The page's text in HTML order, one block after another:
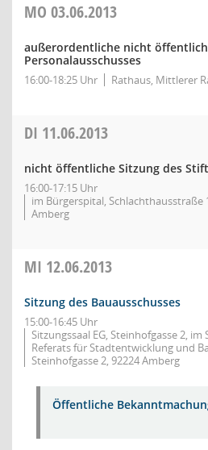
MO 03.06.2013
außerordentliche nicht
Personalausschusses
16:00-18:25 Uhr Rathaus, Mittlerer
DI 11.06.2013
nicht öffentliche Sitzung des
16:00-17:15 Uhr
im Bürgerspital, Schlachthausstraße
Amberg
MI 12.06.2013
Sitzung des Bauausschusses
15:00-16:45 Uhr
Sitzungssaal EG, Steinhofgasse 2, im
Referats für Stadtentwicklung und
Steinhofgasse 2, 92224 Amberg
Öffentliche